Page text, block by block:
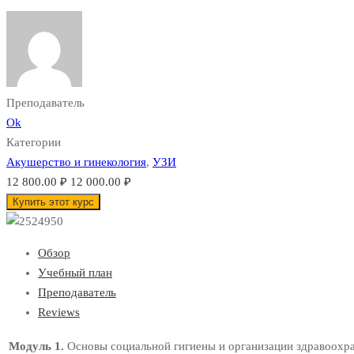
Преподаватель
Ok
Категории
Акушерство и гинекология, УЗИ
12 800.00 ₽ 12 000.00 ₽
Купить этот курс
Обзор
Учебный план
Преподаватель
Reviews
Модуль 1. Основы социальной гигиены и организации